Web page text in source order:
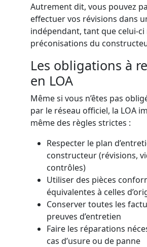
Autrement dit, vous pouvez
effectuer vos révisions dans
indépendant, tant que celui-ci
préconisations du
Les obligations à
en LOA
Même si vous n’êtes pas
par le réseau officiel, la LOA
même des règles strictes :
Respecter le plan
constructeur (révisions,
contrôles)
Utiliser des pièces
équivalentes à celles
Conserver toutes les
preuves d’entretien
Faire les réparations
cas d’usure ou de panne